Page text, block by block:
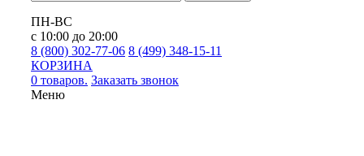
ПН-ВС
с 10:00 до 20:00
8 (800) 302-77-06 8 (499) 348-15-11
КОРЗИНА
0 товаров. Заказать звонок
Меню